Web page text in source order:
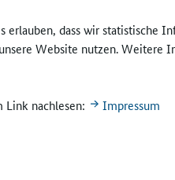
dass wir statistische
Website nutzen. Weitere
nachlesen: Impressum
keine Leitungsstelle
waren so überschaubar, dass
die OGS-Zahlen so
zusätzliches Personal in Form